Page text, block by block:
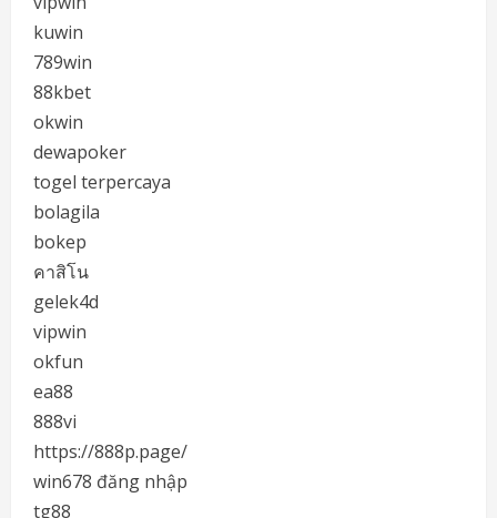
kuwin
789win
88kbet
okwin
dewapoker
togel terpercaya
bolagila
bokep
คาสิโน
gelek4d
vipwin
okfun
ea88
888vi
https://888p.page/
win678 đăng nhập
tg88